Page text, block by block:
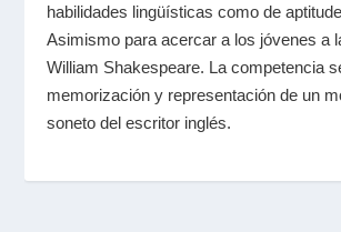
habilidades lingüísticas como de
Asimismo para acercar a los jóvenes a
William Shakespeare. La competencia
memorización y representación de un
soneto del escritor inglés.